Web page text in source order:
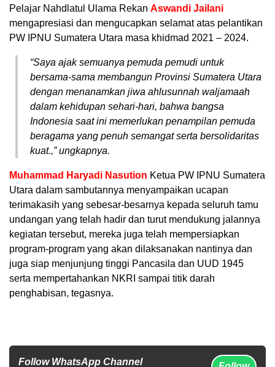
Pelajar Nahdlatul Ulama Rekan Aswandi Jailani
mengapresiasi dan mengucapkan selamat atas pelantikan
PW IPNU Sumatera Utara masa khidmad 2021 – 2024.
“Saya ajak semuanya pemuda pemudi untuk
bersama-sama membangun Provinsi Sumatera Utara
dengan menanamkan jiwa ahlusunnah waljamaah
dalam kehidupan sehari-hari, bahwa bangsa
Indonesia saat ini memerlukan penampilan pemuda
beragama yang penuh semangat serta bersolidaritas
kuat.,” ungkapnya.
Muhammad Haryadi Nasution Ketua PW IPNU Sumatera
Utara dalam sambutannya menyampaikan ucapan
terimakasih yang sebesar-besarnya kepada seluruh tamu
undangan yang telah hadir dan turut mendukung jalannya
kegiatan tersebut, mereka juga telah mempersiapkan
program-program yang akan dilaksanakan nantinya dan
juga siap menjunjung tinggi Pancasila dan UUD 1945
serta mempertahankan NKRI sampai titik darah
penghabisan, tegasnya.
Follow WhatsApp Channel